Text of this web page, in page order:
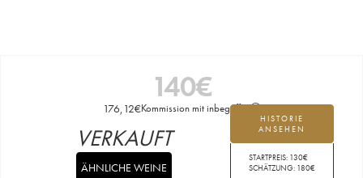
140€
176,12€Kommission mit inbegriffen
HISTORIE
ANSEHEN
STARTPREIS: 130€
SCHÄTZUNG: 180€
VERKAUFT
ÄHNLICHE WEINE